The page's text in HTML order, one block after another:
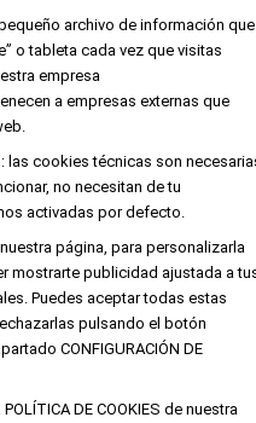
cookies
los derechos
archivo de información que
o tableta cada vez que visitas
empresa
a empresas externas que
las cookies técnicas son
no necesitan de tu
activadas por defecto.
página, para personalizarla
mostrarte publicidad ajustada a
Puedes aceptar todas estas
pulsando el botón
CONFIGURACIÓN DE
DE COOKIES de nuestra